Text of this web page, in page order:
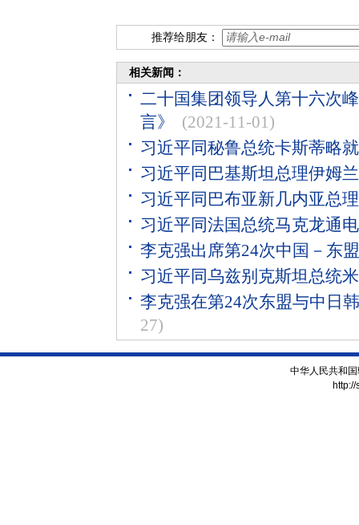
推荐给朋友：
相关新闻：
二十国集团领导人第十六次
言》
(2021-11-01)
习近平同秘鲁总统卡斯蒂略
习近平同巴基斯坦总理伊姆
习近平同巴布亚新几内亚总
习近平同法国总统马克龙通
李克强出席第24次中国－东
习近平同乌兹别克斯坦总统
李克强在第24次东盟与中日
27)
中华人民共和